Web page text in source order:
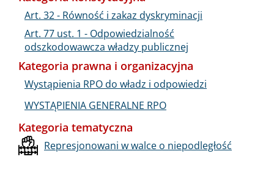
Art. 32 - Równość i zakaz dyskryminacji
Art. 77 ust. 1 - Odpowiedzialność
odszkodowawcza władzy publicznej
Kategoria prawna i organizacyjna
Wystąpienia RPO do władz i odpowiedzi
WYSTĄPIENIA GENERALNE RPO
Kategoria tematyczna
Represjonowani w walce o niepodległość